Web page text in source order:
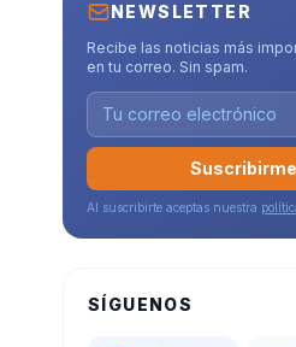
NEWSLETTER
Recibe las noticias más
en tu correo. Sin spam.
Suscribirme
Al suscribirte aceptas nuestra
SÍGUENOS